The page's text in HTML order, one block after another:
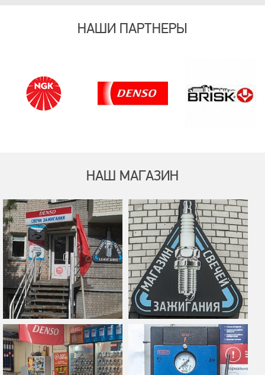
НАШИ ПАРТНЕРЫ
НАШ МАГАЗИН